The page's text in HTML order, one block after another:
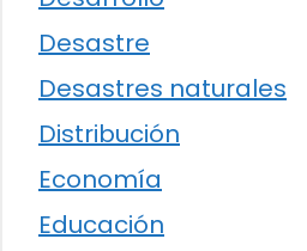
Desastre
Desastres naturales
Distribución
Economía
Educación